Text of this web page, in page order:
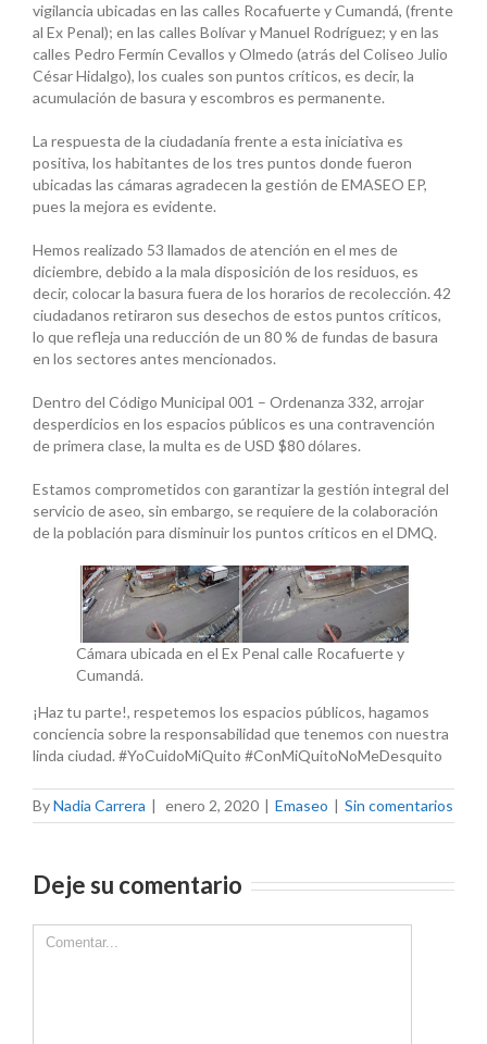
vigilancia ubicadas en las calles Rocafuerte y Cumandá, (frente
al Ex Penal); en las calles Bolívar y Manuel Rodríguez; y en las
calles Pedro Fermín Cevallos y Olmedo (atrás del Coliseo Julio
César Hidalgo), los cuales son puntos críticos, es decir, la
acumulación de basura y escombros es permanente.
La respuesta de la ciudadanía frente a esta iniciativa es
positiva, los habitantes de los tres puntos donde fueron
ubicadas las cámaras agradecen la gestión de EMASEO EP,
pues la mejora es evidente.
Hemos realizado 53 llamados de atención en el mes de
diciembre, debido a la mala disposición de los residuos, es
decir, colocar la basura fuera de los horarios de recolección. 42
ciudadanos retiraron sus desechos de estos puntos críticos,
lo que refleja una reducción de un 80 % de fundas de basura
en los sectores antes mencionados.
Dentro del Código Municipal 001 – Ordenanza 332, arrojar
desperdicios en los espacios públicos es una contravención
de primera clase, la multa es de USD $80 dólares.
Estamos comprometidos con garantizar la gestión integral del
servicio de aseo, sin embargo, se requiere de la colaboración
de la población para disminuir los puntos críticos en el DMQ.
Cámara ubicada en el Ex Penal calle Rocafuerte y
Cumandá.
¡Haz tu parte!, respetemos los espacios públicos, hagamos
conciencia sobre la responsabilidad que tenemos con nuestra
linda ciudad. #YoCuidoMiQuito #ConMiQuitoNoMeDesquito
ByNadia Carrera | enero 2, 2020 | Emaseo | Sin comentarios
Deje su comentario
Comment